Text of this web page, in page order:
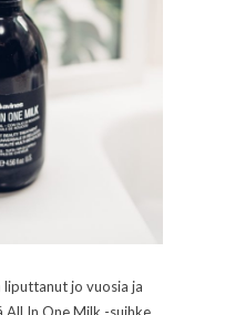
jo vuosia ja
In One Milk -suihke,